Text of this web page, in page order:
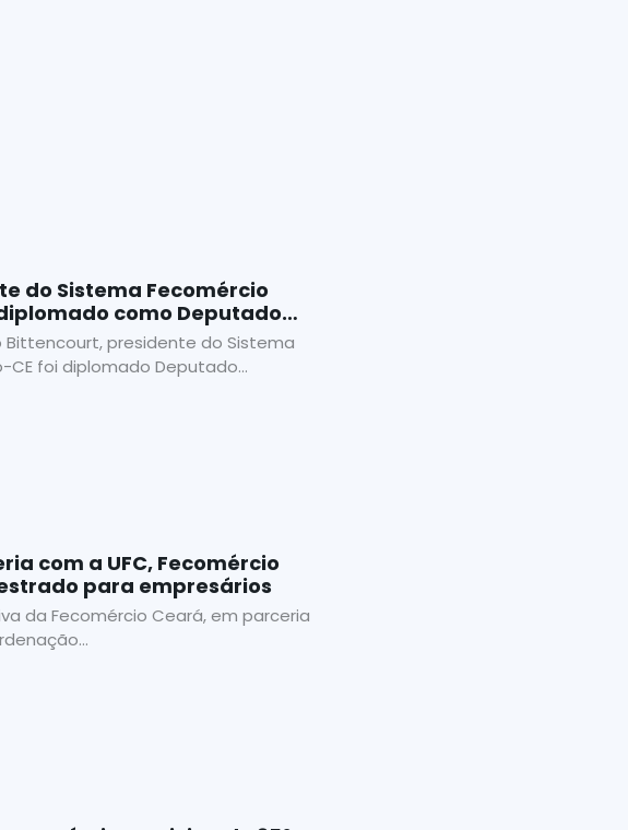
do Sistema Fecomércio
Bittencourt, presidente do Sistema
CE foi diplomado Deputado...
com a UFC, Fecomércio
para empresários
da Fecomércio Ceará, em parceria